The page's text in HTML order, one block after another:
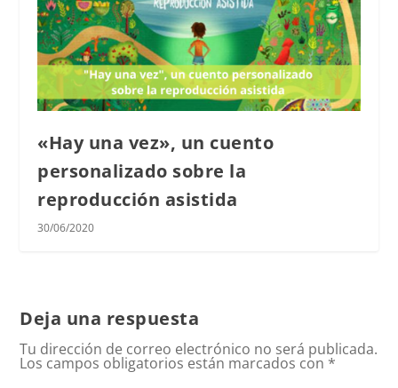
«Hay una vez», un cuento
personalizado sobre la
reproducción asistida
30/06/2020
Deja una respuesta
Tu dirección de correo electrónico no será publicada.
Los campos obligatorios están marcados con *